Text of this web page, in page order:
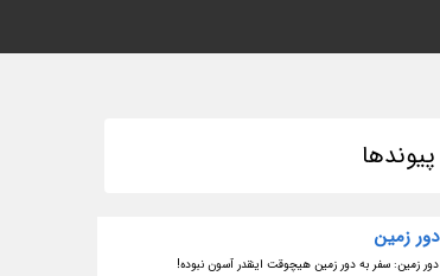
پیوندها
دور زمین
دور زمین: سفر به دور زمین هیچوقت اینقدر آسون نبوده!